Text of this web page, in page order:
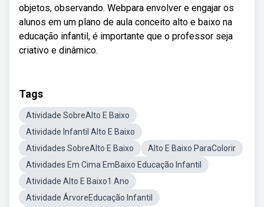
objetos, observando. Webpara envolver e engajar os
alunos em um plano de aula conceito alto e baixo na
educação infantil, é importante que o professor seja
criativo e dinâmico.
Tags
Atividade SobreAlto E Baixo
Atividade Infantil Alto E Baixo
Atividades SobreAlto E Baixo
Alto E Baixo ParaColorir
Atividades Em Cima EmBaixo Educação Infantil
Atividade Alto E Baixo1 Ano
Atividade ÁrvoreEducação Infantil